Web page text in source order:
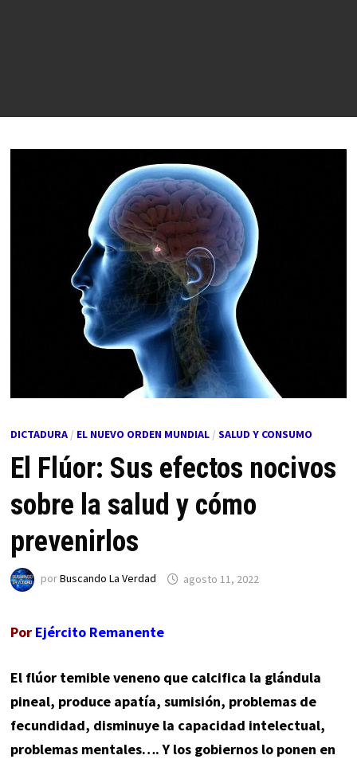
DICTADURA/ EL NUEVO ORDEN MUNDIAL/ SALUD Y CONSUMO
El Flúor: Sus efectos nocivos
sobre la salud y cómo
prevenirlos
porBuscando La Verdad agosto 11, 2022
Por Ejército Remanente
El flúor temible veneno que calcifica la glándula
pineal, produce apatía, sumisión, problemas de
fecundidad, disminuye la capacidad intelectual,
problemas mentales…. Y los gobiernos lo ponen en